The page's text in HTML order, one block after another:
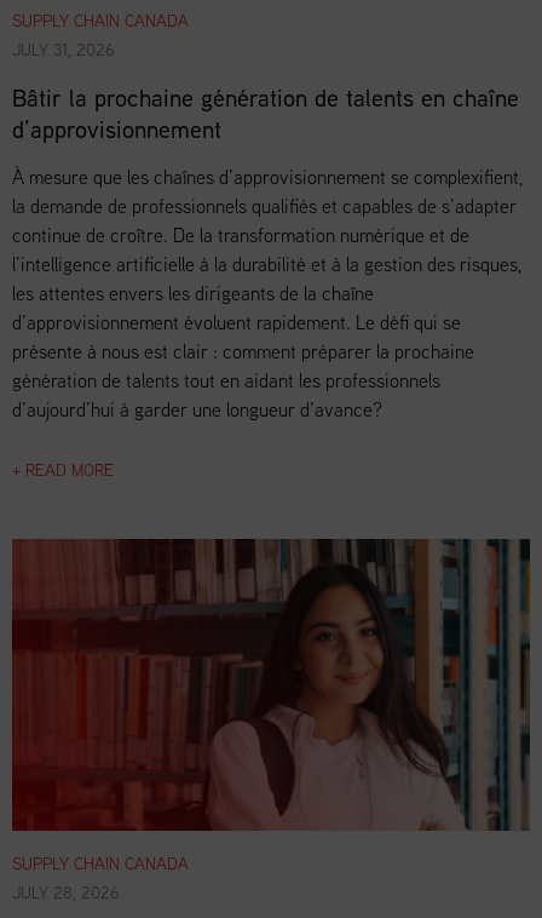
SUPPLY CHAIN CANADA
JULY 31, 2026
Bâtir la prochaine génération de talents en chaîne
d’approvisionnement
À mesure que les chaînes d’approvisionnement se complexifient,
la demande de professionnels qualifiés et capables de s’adapter
continue de croître. De la transformation numérique et de
l’intelligence artificielle à la durabilité et à la gestion des risques,
les attentes envers les dirigeants de la chaîne
d’approvisionnement évoluent rapidement. Le défi qui se
présente à nous est clair : comment préparer la prochaine
génération de talents tout en aidant les professionnels
d’aujourd’hui à garder une longueur d’avance?
+ READ MORE
SUPPLY CHAIN CANADA
JULY 28, 2026